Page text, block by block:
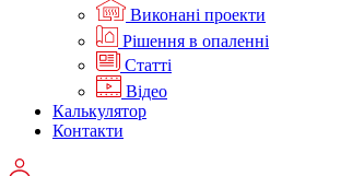
Виконані проекти
Рішення в опаленні
Статті
Відео
Калькулятор
Контакти